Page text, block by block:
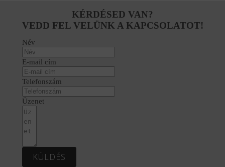
KÉRDÉSED VAN?
VEDD FEL VELÜNK A KAPCSOLATOT!
Név
E-mail cím
Telefonszám
Üzenet
KÜLDÉS